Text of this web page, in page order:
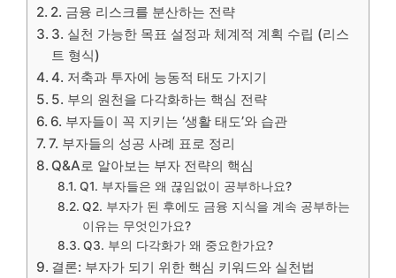
2. 금융 리스크를 분산하는 전략
3. 실천 가능한 목표 설정과 체계적 계획 수립 (리스
트 형식)
4. 저축과 투자에 능동적 태도 가지기
5. 부의 원천을 다각화하는 핵심 전략
6. 부자들이 꼭 지키는 ‘생활 태도’와 습관
7. 부자들의 성공 사례 표로 정리
Q&A로 알아보는 부자 전략의 핵심
Q1. 부자들은 왜 끊임없이 공부하나요?
Q2. 부자가 된 후에도 금융 지식을 계속 공부하는
이유는 무엇인가요?
Q3. 부의 다각화가 왜 중요한가요?
결론: 부자가 되기 위한 핵심 키워드와 실천법